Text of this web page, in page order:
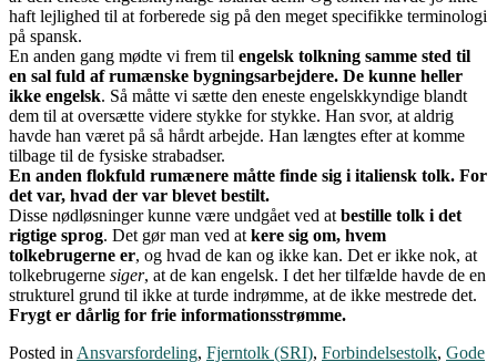
haft lejlighed til at forberede sig på den meget specifikke terminologi
på spansk.
En anden gang mødte vi frem til engelsk tolkning samme sted til
en sal fuld af rumænske bygningsarbejdere. De kunne heller
ikke engelsk. Så måtte vi sætte den eneste engelskkyndige blandt
dem til at oversætte videre stykke for stykke. Han svor, at aldrig
havde han været på så hårdt arbejde. Han længtes efter at komme
tilbage til de fysiske strabadser.
En anden flokfuld rumænere måtte finde sig i italiensk tolk. For
det var, hvad der var blevet bestilt.
Disse nødløsninger kunne være undgået ved at bestille tolk i det
rigtige sprog. Det gør man ved at kere sig om, hvem
tolkebrugerne er, og hvad de kan og ikke kan. Det er ikke nok, at
tolkebrugerne siger, at de kan engelsk. I det her tilfælde havde de en
strukturel grund til ikke at turde indrømme, at de ikke mestrede det.
Frygt er dårlig for frie informationsstrømme.
Posted in Ansvarsfordeling, Fjerntolk (SRI), Forbindelsestolk, Gode